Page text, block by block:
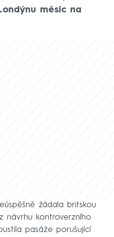
měsíc na
žádala britskou
návrhu kontroverzního
pasáže porušující